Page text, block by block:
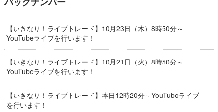
【いきなり！ライブトレード】10月23日（木）8時50分～
YouTubeライブを行います！
【いきなり！ライブトレード】10月21日（火）8時50分～
YouTubeライブを行います！
【いきなり！ライブトレード】本日12時20分～YouTubeライブ
を行います！